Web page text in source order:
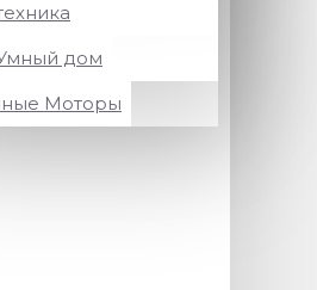
дом
Моторы